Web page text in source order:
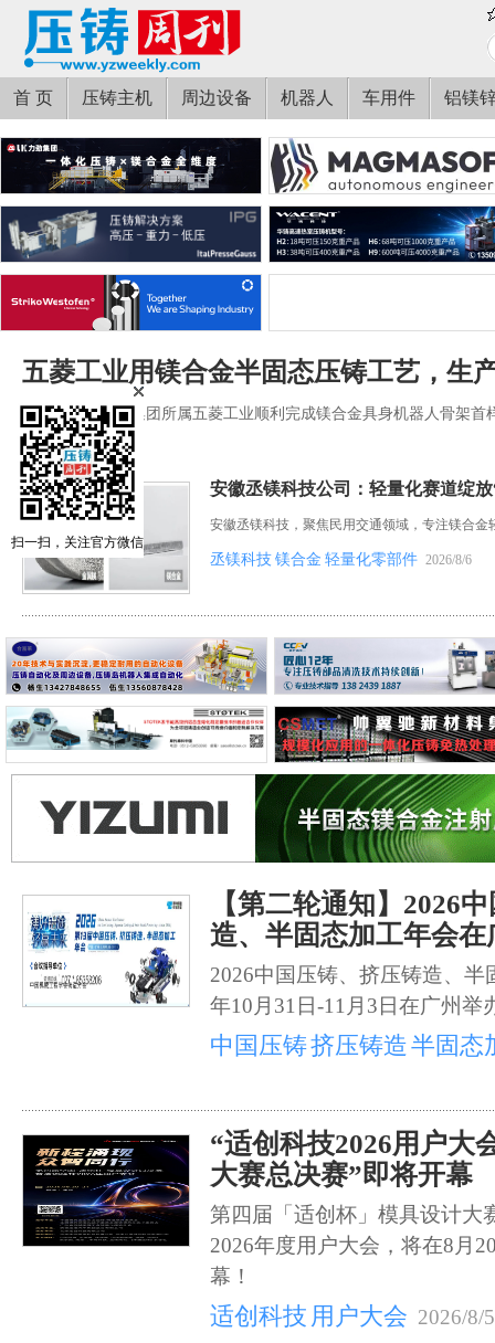
首 页 压铸主机 周边设备 机器人 车用件 铝镁
五菱工业用镁合金半固态压铸工艺，生
近日，广西汽车集团所属五菱工业顺利完成镁合金具身机器人骨架首
安徽丞镁科技公司：轻量化赛道绽
安徽丞镁科技，聚焦民用交通领域，专注镁合金
丞镁科技 镁合金 轻量化零部件 2026/8/6
【第二轮通知】2026
造、半固态加工年会在
2026中国压铸、挤压铸造、半
年10月31日-11月3日在广州举
中国压铸挤压铸造半固态
“适创科技2026用户大
大赛总决赛”即将开幕
第四届「适创杯」模具设计大
2026年度用户大会，将在8月
幕！
适创科技 用户大会 2026/8/5
扫一扫，关注官方微信